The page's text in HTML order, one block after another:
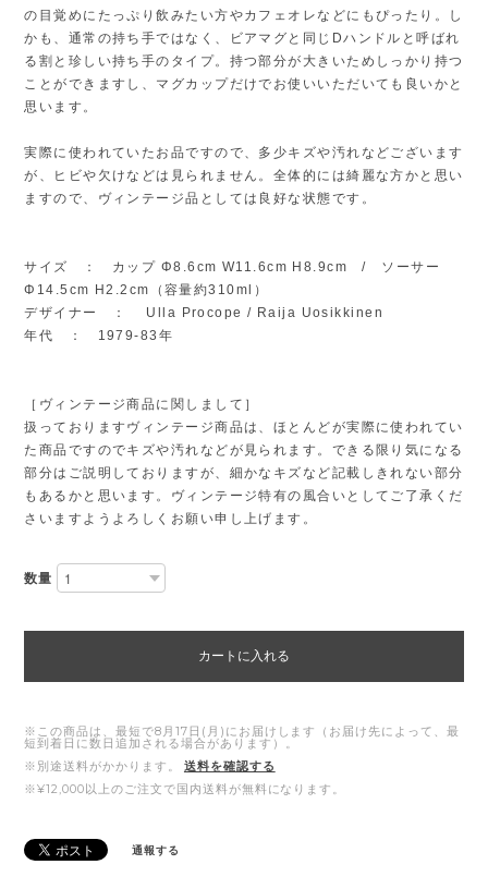
の目覚めにたっぷり飲みたい方やカフェオレなどにもぴったり。し
かも、通常の持ち手ではなく、ビアマグと同じDハンドルと呼ばれ
る割と珍しい持ち手のタイプ。持つ部分が大きいためしっかり持つ
ことができますし、マグカップだけでお使いいただいても良いかと
思います。
実際に使われていたお品ですので、多少キズや汚れなどございます
が、ヒビや欠けなどは見られません。全体的には綺麗な方かと思い
ますので、ヴィンテージ品としては良好な状態です。
サイズ ： カップ Φ8.6cm W11.6cm H8.9cm / ソーサー
Φ14.5cm H2.2cm（容量約310ml）
デザイナー ： Ulla Procope / Raija Uosikkinen
年代 ： 1979-83年
［ヴィンテージ商品に関しまして］
扱っておりますヴィンテージ商品は、ほとんどが実際に使われてい
た商品ですのでキズや汚れなどが見られます。できる限り気になる
部分はご説明しておりますが、細かなキズなど記載しきれない部分
もあるかと思います。ヴィンテージ特有の風合いとしてご了承くだ
さいますようよろしくお願い申し上げます。
数量
カートに入れる
※この商品は、最短で8月17日(月)にお届けします（お届け先によって、最
短到着日に数日追加される場合があります）。
※別途送料がかかります。
送料を確認する
※¥12,000以上のご注文で国内送料が無料になります。
通報する